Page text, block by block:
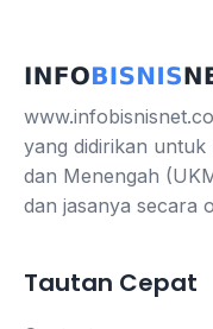
yang didirikan untuk
dan Menengah
dan jasanya secara
Tautan Cepat